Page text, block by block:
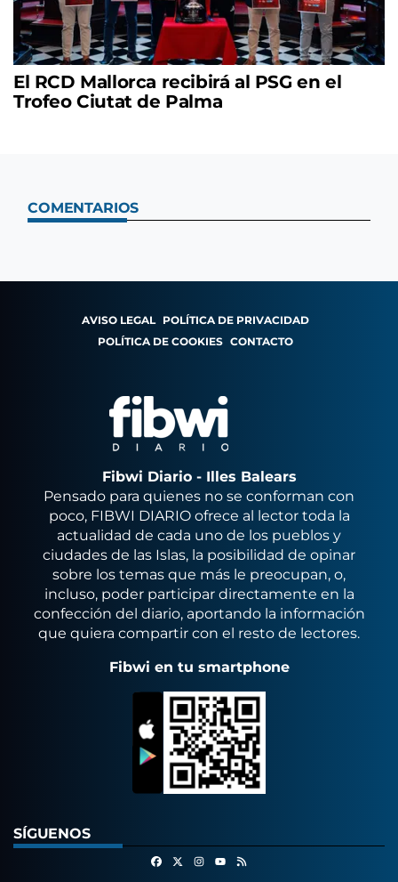
El RCD Mallorca recibirá al PSG en el
Trofeo Ciutat de Palma
COMENTARIOS
AVISO LEGAL POLÍTICA DE PRIVACIDAD
POLÍTICA DE COOKIES CONTACTO
Fibwi Diario - Illes Balears
Pensado para quienes no se conforman con
poco, FIBWI DIARIO ofrece al lector toda la
actualidad de cada uno de los pueblos y
ciudades de las Islas, la posibilidad de opinar
sobre los temas que más le preocupan, o,
incluso, poder participar directamente en la
confección del diario, aportando la información
que quiera compartir con el resto de lectores.
Fibwi en tu smartphone
SÍGUENOS
FacebookInstagram